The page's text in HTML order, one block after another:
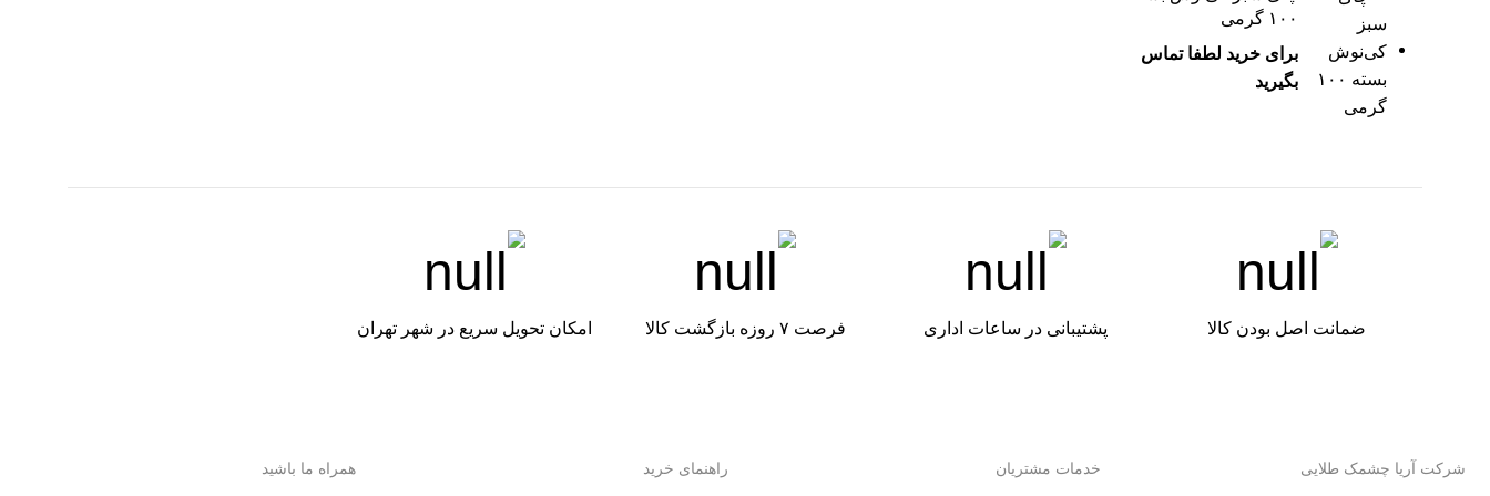
۱۰۰ گرمی
برای خرید لطفا تماس
بگیرید
ضمانت اصل بودن کالا پشتیبانی در ساعات اداری فرصت ۷ روزه بازگشت کالا امکان تحویل سریع در شهر تهران
شرکت آریا چشمک طلایی خدمات مشتریان راهنمای خرید همراه ما باشید